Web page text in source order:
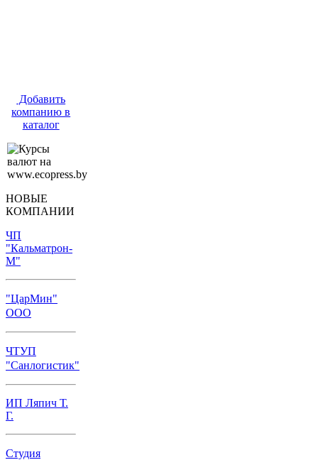
Добавить
компанию в
каталог
НОВЫЕ
КОМПАНИИ
ЧП
"Кальматрон-
М"
"ЦарМин"
ООО
ЧТУП
"Санлогистик"
ИП Ляпич Т.
Г.
Студия